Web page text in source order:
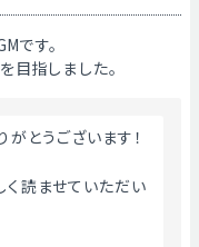
です。
目指しました。
とうございます！
読ませていただい